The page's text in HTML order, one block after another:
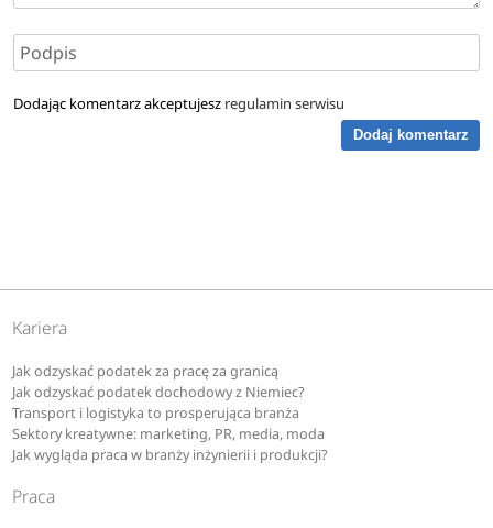
Dodając komentarz akceptujesz regulamin serwisu
Dodaj komentarz
Kariera
Jak odzyskać podatek za pracę za granicą
Jak odzyskać podatek dochodowy z Niemiec?
Transport i logistyka to prosperująca branża
Sektory kreatywne: marketing, PR, media, moda
Jak wygląda praca w branży inżynierii i produkcji?
Praca